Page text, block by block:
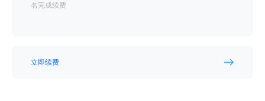
名完成续费
立即续费